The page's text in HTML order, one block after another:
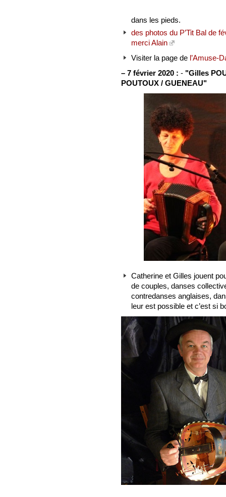
dans les pieds.
des photos du P’Tit Bal de
merci Alain
Visiter la page de l’Amuse-
– 7 février 2020 : - "Gilles
POUTOUX / GUENEAU"
Catherine et Gilles jouent
de couples, danses
contredanses anglaises,
leur est possible et c’est si